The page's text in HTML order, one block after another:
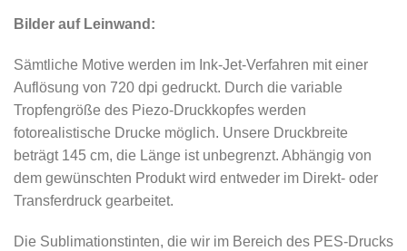
Bilder auf Leinwand:
Sämtliche Motive werden im Ink-Jet-Verfahren mit einer
Auflösung von 720 dpi gedruckt. Durch die variable
Tropfengröße des Piezo-Druckkopfes werden
fotorealistische Drucke möglich. Unsere Druckbreite
beträgt 145 cm, die Länge ist unbegrenzt. Abhängig von
dem gewünschten Produkt wird entweder im Direkt- oder
Transferdruck gearbeitet.
Die Sublimationstinten, die wir im Bereich des PES-Drucks